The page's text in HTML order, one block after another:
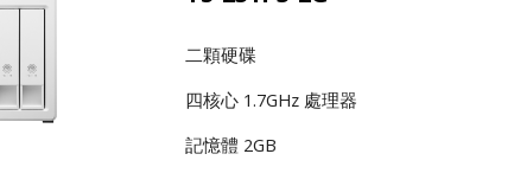
二顆硬碟
四核心 1.7GHz 處理器
記憶體 2GB